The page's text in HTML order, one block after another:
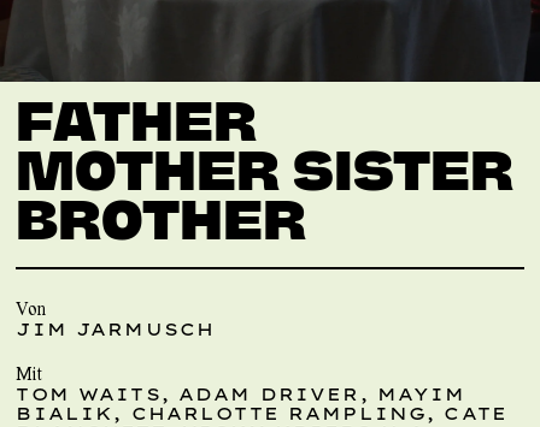
FATHER
MOTHER SISTER
BROTHER
Von
JIM JARMUSCH
Mit
TOM WAITS, ADAM DRIVER, MAYIM
BIALIK, CHARLOTTE RAMPLING, CATE